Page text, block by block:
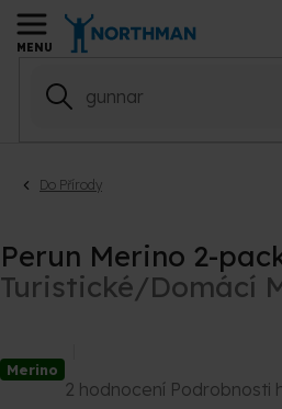
Přejít
na
Do Přírody
Perun Merino 2-
Turistické/Domácí
Merino Průměrné
hodnocení
2 hodnocení Podrobnosti